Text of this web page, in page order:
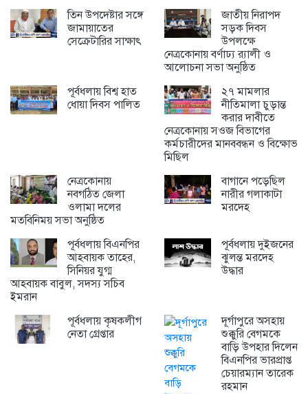
তিন উপদেষ্টার সঙ্গে
জামায়াতের
সেক্রেটারির সাক্ষাৎ
জাতীয় নিরাপদ
সড়ক দিবস
উপলক্ষে
নেত্রকোনায় বর্ণাঢ্য র‍্যালী ও
আলোচনা সভা অনুষ্ঠিত
পূর্বধলায় বিশ্ব হাত
ধোয়া দিবস পালিত
২৭ মামলার
নীতিমালা চুড়ান্ত
করার দাবীতে
নেত্রকোনায় সওজ বিভাগের
কর্মচারীদের মানববন্ধন ও বিক্ষোভ
মিছিল
নেত্রকোনায়
নবগঠিত জেলা
ওলামা দলের
মতবিনিময় সভা অনুষ্ঠিত
বাগানে পড়েছিল
নারীর গলাকাটা
মরদেহ
পূর্বধলায় বিএনপির
আহবায়ক তাহের,
সিনিয়র যুগ্ম
আহবায়ক বাবুল, সদস্য সচিব
ইমরান
পূর্বধলায় দুইজনের
ঝুলন্ত মরদেহ
উদ্ধার
পূর্বধলায় কৃষকলীগ
নেতা গ্রেপ্তার
দূর্গাপুরে অসহায়
শুক্কুরি বেগমকে
বাড়ি উপহার দিলেন
বিএনপির ভারপ্রাপ্ত
চেয়ারম্যান তারেক
রহমান